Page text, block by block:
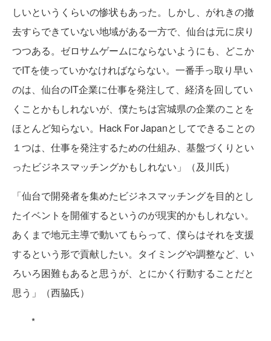
しいというくらいの惨状もあった。しかし、がれきの撤
去すらできていない地域がある一方で、仙台は元に戻り
つつある。ゼロサムゲームにならないようにも、どこか
でITを使っていかなければならない。一番手っ取り早い
のは、仙台のIT企業に仕事を発注して、経済を回してい
くことかもしれないが、僕たちは宮城県の企業のことを
ほとんど知らない。Hack For Japanとしてできることの
１つは、仕事を発注するための仕組み、基盤づくりとい
ったビジネスマッチングかもしれない」（及川氏）
「仙台で開発者を集めたビジネスマッチングを目的とし
たイベントを開催するというのが現実的かもしれない。
あくまで地元主導で動いてもらって、僕らはそれを支援
するという形で貢献したい。タイミングや調整など、い
ろいろ困難もあると思うが、とにかく行動することだと
思う」（西脇氏）
*